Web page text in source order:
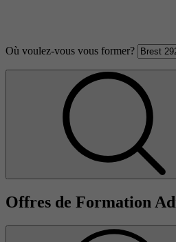
Où voulez-vous vous former?
Offres de Formation